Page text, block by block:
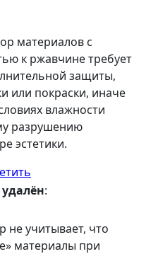
материалов с
к ржавчине требует
защиты,
или покраски, иначе
влажности
разрушению
эстетики.
:
не учитывает, что
материалы при